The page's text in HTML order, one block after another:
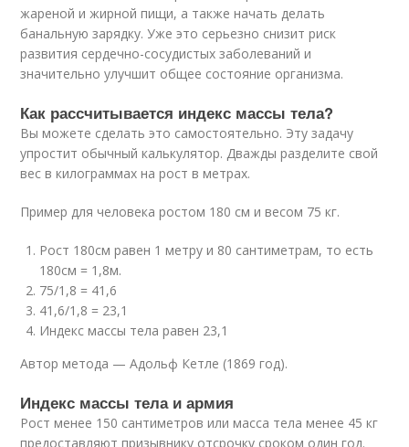
жареной и жирной пищи, а также начать делать
банальную зарядку. Уже это серьезно снизит риск
развития сердечно-сосудистых заболеваний и
значительно улучшит общее состояние организма.
Как рассчитывается индекс массы тела?
Вы можете сделать это самостоятельно. Эту задачу
упростит обычный калькулятор. Дважды разделите свой
вес в килограммах на рост в метрах.
Пример для человека ростом 180 см и весом 75 кг.
Рост 180см равен 1 метру и 80 сантиметрам, то есть
180см = 1,8м.
75/1,8 = 41,6
41,6/1,8 = 23,1
Индекс массы тела равен 23,1
Автор метода — Адольф Кетле (1869 год).
Индекс массы тела и армия
Рост менее 150 сантиметров или масса тела менее 45 кг
предоставляют призывнику отсрочку сроком один год.